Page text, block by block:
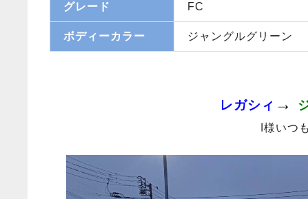
グレード FC
ボディーカラー ジャングルグリーン
レガシィ →
I様いつ